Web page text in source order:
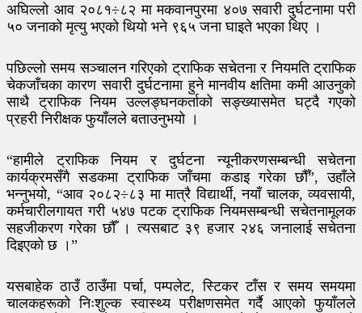
अघिल्लो आव २०८१÷८२ मा मकवानपुरमा ४०७ सवारी दुर्घटनामा परी
५० जनाको मृत्यु भएको थियो भने ९६५ जना घाइते भएका थिए ।
पछिल्लो समय सञ्चालन गरिएको ट्राफिक सचेतना र नियमति ट्राफिक
चेकजाँचका कारण सवारी दुर्घटनामा हुने मानवीय क्षतिमा कमी आउनुको
साथै ट्राफिक नियम उल्लङ्घनकर्ताको सङ्ख्यासमेत घट्दै गएको
प्रहरी निरीक्षक फुयाँलले बताउनुभयो ।
“हामीले ट्राफिक नियम र दुर्घटना न्यूनीकरणसम्बन्धी सचेतना
कार्यक्रमसँगै सडकमा ट्राफिक जाँचमा कडाइ गरेका छौँ”, उहाँले
भन्नुभयो, “आव २०८२÷८३ मा मात्रै विद्यार्थी, नयाँ चालक, व्यवसायी,
कर्मचारीलगायत गरी ५४७ पटक ट्राफिक नियमसम्बन्धी सचेतनामूलक
सहजीकरण गरेका छौँ । त्यसबाट ३९ हजार २४६ जनालाई सचेतना
दिइएको छ ।”
यसबाहेक ठाउँ ठाउँमा पर्चा, पम्पलेट, स्टिकर टाँस र समय समयमा
चालकहरूको निःशुल्क स्वास्थ्य परीक्षणसमेत गर्दै आएको फुयाँलले